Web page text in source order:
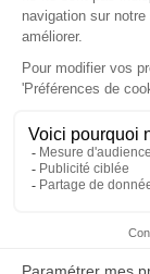
les
valables